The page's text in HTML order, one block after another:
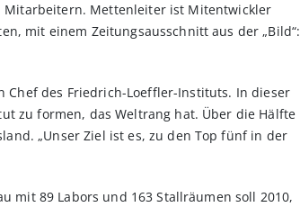
Mitarbeitern. Mettenleiter ist Mitentwickler
mit einem Zeitungsausschnitt aus der „Bild“:
Chef des Friedrich-Loeffler-Instituts. In dieser
zu formen, das Weltrang hat. Über die Hälfte
„Unser Ziel ist es, zu den Top fünf in der
mit 89 Labors und 163 Stallräumen soll 2010,